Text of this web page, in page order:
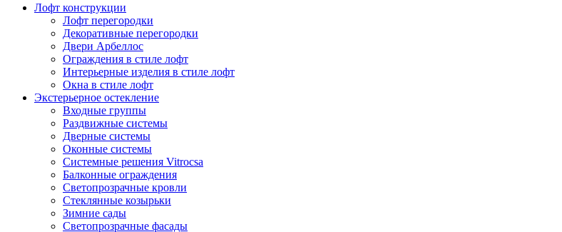
Лофт конструкции
Лофт перегородки
Декоративные перегородки
Двери Арбеллос
Ограждения в стиле лофт
Интерьерные изделия в стиле лофт
Окна в стиле лофт
Экстерьерное остекление
Входные группы
Раздвижные системы
Дверные системы
Оконные системы
Системные решения Vitrocsa
Балконные ограждения
Светопрозрачные кровли
Стеклянные козырьки
Зимние сады
Светопрозрачные фасады